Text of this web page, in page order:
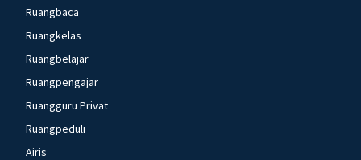
Ruangbaca
Ruangkelas
Ruangbelajar
Ruangpengajar
Ruangguru Privat
Ruangpeduli
Airis